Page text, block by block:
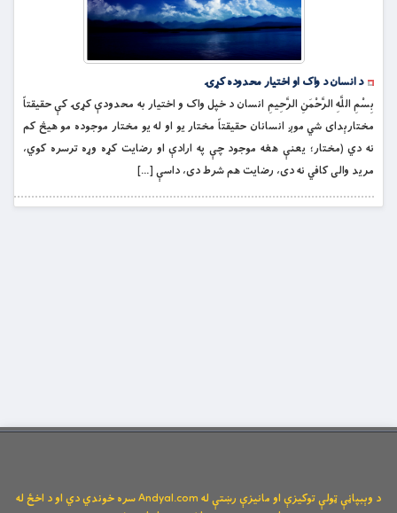
د انسان د واک او اختیار محدوده کړۍ
بِسْمِ اللَّهِ الرَّحْمَنِ الرَّحِيمِ انسان د خپل واک و اختیار به محدودې کړۍ کې حقیقتاً
مختارېدای شي موږ انسانان حقیقتاً مختار یو او له یو مختار موجوده مو هیڅ کم
نه دي (مختار؛ یعنې هغه موجود چې په ارادې او رضایت کړه وړه ترسره کوي،
مرید والی کافي نه دی، رضایت هم شرط دی، داسې […]
د وېبپاڼې ټولې توکیزې او مانیزې رښتې له Andyal.com سره خوندي دي او د اخځ له